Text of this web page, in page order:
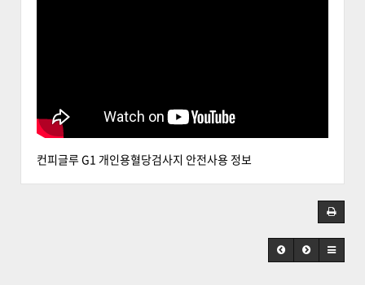
컨피글루 G1 개인용혈당검사지 안전사용 정보